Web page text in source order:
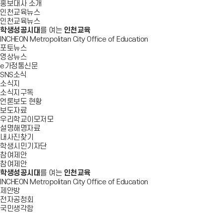
홍보대사 소개
인천교육뉴스
인천교육뉴스
학생성공시대 를 여는 인천교육
INCHEON Metropolitan City Office of Education
포토뉴스
영상뉴스
e가정통신문
SNS소식
소식지
소식지구독
언론보도 현황
보도자료
우리학교이모저모
설명해명자료
내사진찾기
학생시민기자단
참여제안
참여제안
학생성공시대 를 여는 인천교육
INCHEON Metropolitan City Office of Education
제안방
전자공청회
국민생각함